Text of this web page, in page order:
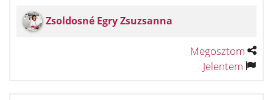
Zsoldosné Egry Zsuzsanna
Megosztom
Jelentem